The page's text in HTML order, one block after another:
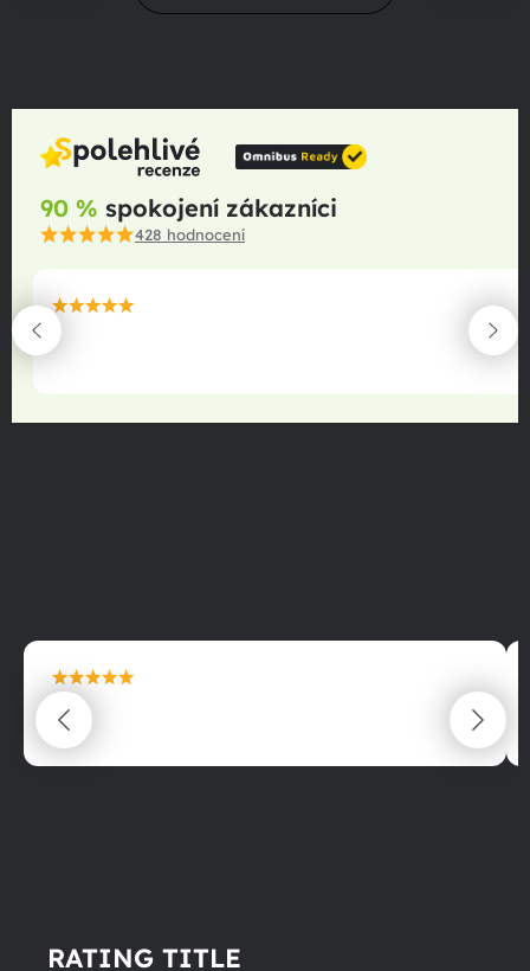
90 % spokojení zákazníci
428 hodnocení
maximální spokojenost
22.06.2025
maximální spokojenost
22.06.2025
RATING TITLE